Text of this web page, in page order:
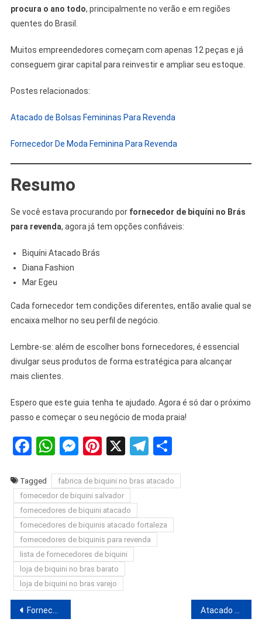
procura o ano todo, principalmente no verão e em regiões
quentes do Brasil.
Muitos empreendedores começam com apenas 12 peças e já
conseguem girar capital para reinvestir e ampliar seu estoque.
Postes relacionados:
Atacado de Bolsas Femininas Para Revenda
Fornecedor De Moda Feminina Para Revenda
Resumo
Se você estava procurando por fornecedor de biquíni no Brás
para revenda, agora já tem opções confiáveis:
Biquíni Atacado Brás
Diana Fashion
Mar Egeu
Cada fornecedor tem condições diferentes, então avalie qual se
encaixa melhor no seu perfil de negócio.
Lembre-se: além de escolher bons fornecedores, é essencial
divulgar seus produtos de forma estratégica para alcançar
mais clientes.
Espero que este guia tenha te ajudado. Agora é só dar o próximo
passo e começar o seu negócio de moda praia!
Facebook
WhatsApp
Messenger
Pinterest
X Telegram
Tagged
fabrica de biquini no bras atacado
fornecedor de biquini salvador
fornecedores de biquini atacado
fornecedores de biquinis atacado fortaleza
fornecedores de biquinis para revenda
lista de fornecedores de biquini
loja de biquini no bras barato
loja de biquini no bras varejo
Navegação
Fornecedor de Eletrônicos Para Revenda | Produtos Eletrônicos No Atacado Atacado de Bolsas Femininas Para Revenda